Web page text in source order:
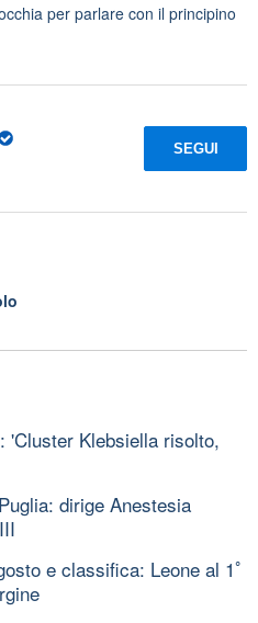
per parlare con il principino
SEGUI
'Cluster Klebsiella risolto,
dirige Anestesia
e classifica: Leone al 1ﾟ